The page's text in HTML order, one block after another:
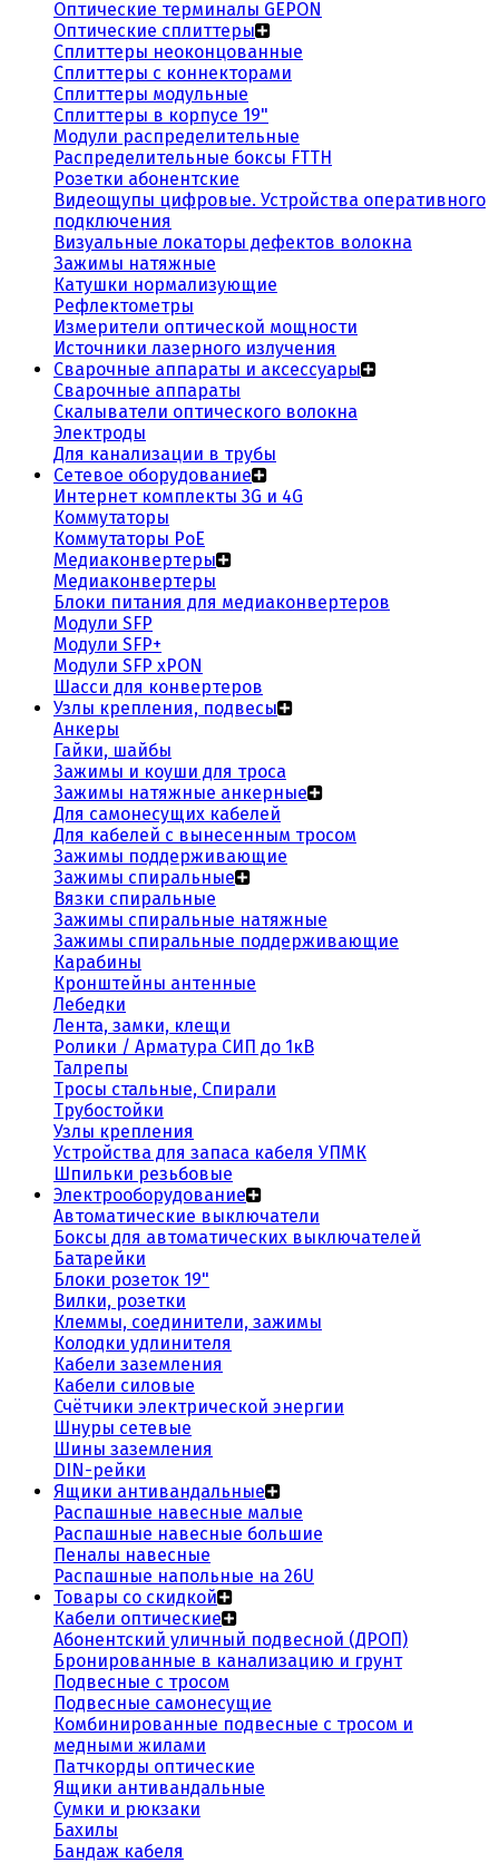
Оптические терминалы GEPON
Оптические сплиттеры
Сплиттеры неоконцованные
Сплиттеры с коннекторами
Сплиттеры модульные
Сплиттеры в корпусе 19"
Модули распределительные
Распределительные боксы FTTH
Розетки абонентские
Видеощупы цифровые. Устройства оперативного
подключения
Визуальные локаторы дефектов волокна
Зажимы натяжные
Катушки нормализующие
Рефлектометры
Измерители оптической мощности
Источники лазерного излучения
Сварочные аппараты и аксессуары
Сварочные аппараты
Скалыватели оптического волокна
Электроды
Для канализации в трубы
Сетевое оборудование
Интернет комплекты 3G и 4G
Коммутаторы
Коммутаторы PoE
Медиаконвертеры
Медиаконвертеры
Блоки питания для медиаконвертеров
Модули SFP
Модули SFP+
Модули SFP xPON
Шасси для конвертеров
Узлы крепления, подвесы
Анкеры
Гайки, шайбы
Зажимы и коуши для троса
Зажимы натяжные анкерные
Для самонесущих кабелей
Для кабелей с вынесенным тросом
Зажимы поддерживающие
Зажимы спиральные
Вязки спиральные
Зажимы спиральные натяжные
Зажимы спиральные поддерживающие
Карабины
Кронштейны антенные
Лебедки
Лента, замки, клещи
Ролики / Арматура СИП до 1кВ
Талрепы
Тросы стальные, Спирали
Трубостойки
Узлы крепления
Устройства для запаса кабеля УПМК
Шпильки резьбовые
Электрооборудование
Автоматические выключатели
Боксы для автоматических выключателей
Батарейки
Блоки розеток 19"
Вилки, розетки
Клеммы, соединители, зажимы
Колодки удлинителя
Кабели заземления
Кабели силовые
Счётчики электрической энергии
Шнуры сетевые
Шины заземления
DIN-рейки
Ящики антивандальные
Распашные навесные малые
Распашные навесные большие
Пеналы навесные
Распашные напольные на 26U
Товары со скидкой
Кабели оптические
Абонентский уличный подвесной (ДРОП)
Бронированные в канализацию и грунт
Подвесные с тросом
Подвесные самонесущие
Комбинированные подвесные с тросом и
медными жилами
Патчкорды оптические
Ящики антивандальные
Сумки и рюкзаки
Бахилы
Бандаж кабеля